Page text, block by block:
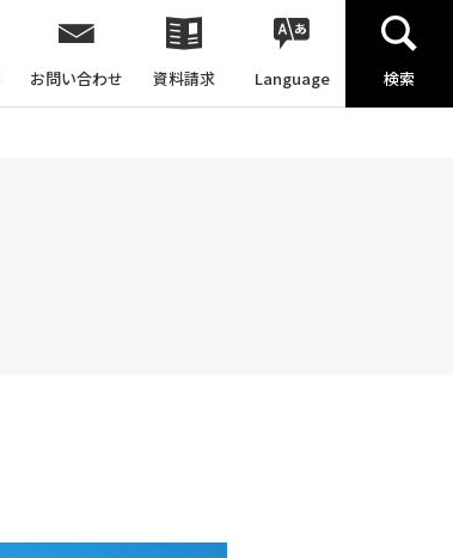
お問い合わせ 資料請求 Language 検索